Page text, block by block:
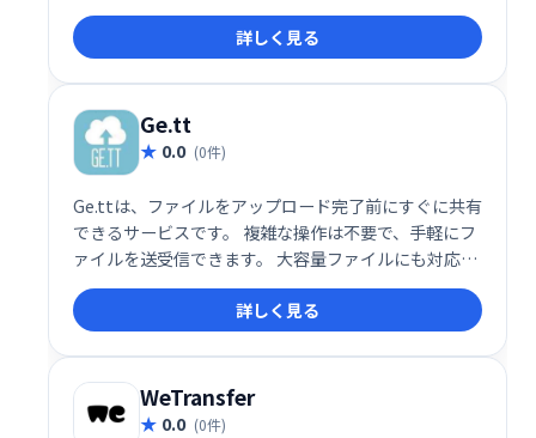
す。有料会員なら容量無制限で利用できます。大きな
ファイルの送受信に最適なソリューションです。
詳しく見る
Ge.tt
0.0 (0件)
Ge.ttは、ファイルをアップロード完了前にすぐに共有
できるサービスです。 複雑な操作は不要で、手軽にフ
ァイルを送受信できます。 大容量ファイルにも対応
し、スムーズなデータ共有を実現します。 ビジネスシ
ーンから個人利用まで、幅広い用途でご活用いただけ
ます。
詳しく見る
WeTransfer
0.0 (0件)